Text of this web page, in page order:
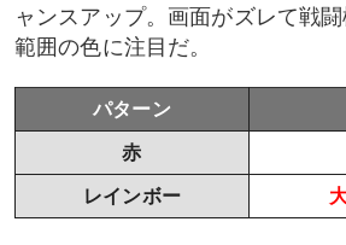
ャンスアップ。画面がズレて戦
範囲の色に注目だ。
パターン
赤
レインボー